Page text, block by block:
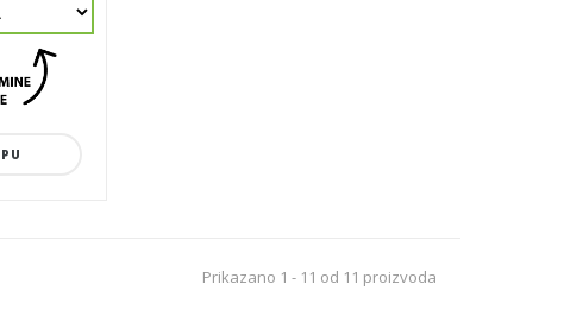
Prikazano 1 - 11 od 11 proizvoda